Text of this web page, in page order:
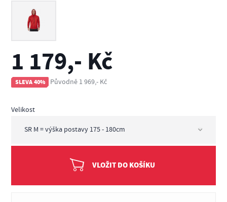
1 179,- Kč
SLEVA 40% Původně 1 969,- Kč
Velikost
VLOŽIT DO KOŠÍKU